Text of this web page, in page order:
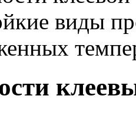
виды